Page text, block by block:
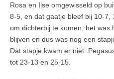
Rosa en Ilse omgewisseld op
8-5, en dat gaatje bleef bij 10-7,
om dichterbij te komen, het was
blijven en dus was nog een
Dat stapje kwam er niet.
tot 23-13 en 25-15.